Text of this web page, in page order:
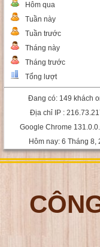
Hôm qua
Tuần này
Tuần trước
Tháng này
Tháng trước
Tổng lượt
Đang có: 149 khách
Địa chỉ IP :
Google Chrome
Hôm nay: 6 Tháng 8,